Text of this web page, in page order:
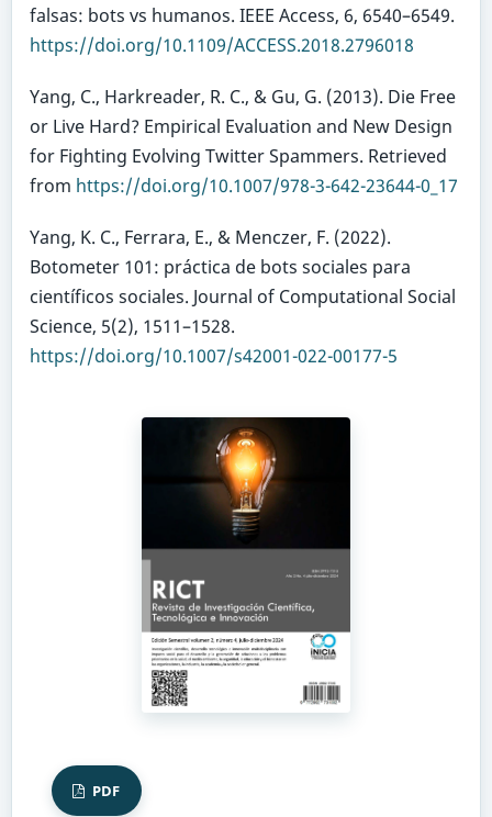
falsas: bots vs humanos. IEEE Access, 6, 6540–6549.
https://doi.org/10.1109/ACCESS.2018.2796018
Yang, C., Harkreader, R. C., & Gu, G. (2013). Die Free
or Live Hard? Empirical Evaluation and New Design
for Fighting Evolving Twitter Spammers. Retrieved
from https://doi.org/10.1007/978-3-642-23644-0_17
Yang, K. C., Ferrara, E., & Menczer, F. (2022).
Botometer 101: práctica de bots sociales para
científicos sociales. Journal of Computational Social
Science, 5(2), 1511–1528.
https://doi.org/10.1007/s42001-022-00177-5
PDF